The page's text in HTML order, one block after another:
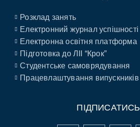
Розклад занять
Електронний журнал успішності
Електронна освітня платформа
Підготовка до ЛІІ “Крок”
Студентське самоврядування
Працевлаштування випускників
ПІДПИСАТИСЬ